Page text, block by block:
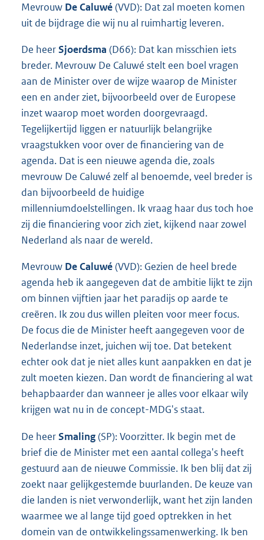
Mevrouw De Caluwé(VVD): Dat zal moeten komen
uit de bijdrage die wij nu al ruimhartig leveren.
De heerSjoerdsma (D66): Dat kan misschien iets
breder. Mevrouw De Caluwé stelt een boel vragen
aan de Minister over de wijze waarop de Minister
een en ander ziet, bijvoorbeeld over de Europese
inzet waarop moet worden doorgevraagd.
Tegelijkertijd liggen er natuurlijk belangrijke
vraagstukken voor over de financiering van de
agenda. Dat is een nieuwe agenda die, zoals
mevrouw De Caluwé zelf al benoemde, veel breder is
dan bijvoorbeeld de huidige
millenniumdoelstellingen. Ik vraag haar dus toch hoe
zij die financiering voor zich ziet, kijkend naar zowel
Nederland als naar de wereld.
Mevrouw De Caluwé(VVD): Gezien de heel brede
agenda heb ik aangegeven dat de ambitie lijkt te zijn
om binnen vijftien jaar het paradijs op aarde te
creëren. Ik zou dus willen pleiten voor meer focus.
De focus die de Minister heeft aangegeven voor de
Nederlandse inzet, juichen wij toe. Dat betekent
echter ook dat je niet alles kunt aanpakken en dat je
zult moeten kiezen. Dan wordt de financiering al wat
behapbaarder dan wanneer je alles voor elkaar wily
krijgen wat nu in de concept-MDG's staat.
De heerSmaling(SP): Voorzitter. Ik begin met de
brief die de Minister met een aantal collega's heeft
gestuurd aan de nieuwe Commissie. Ik ben blij dat zij
zoekt naar gelijkgestemde buurlanden. De keuze van
die landen is niet verwonderlijk, want het zijn landen
waarmee we al lange tijd goed optrekken in het
domein van de ontwikkelingssamenwerking. Ik ben